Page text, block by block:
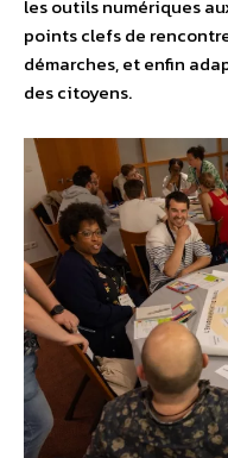
les outils numériques
points clefs de
démarches, et enfin
des citoyens.